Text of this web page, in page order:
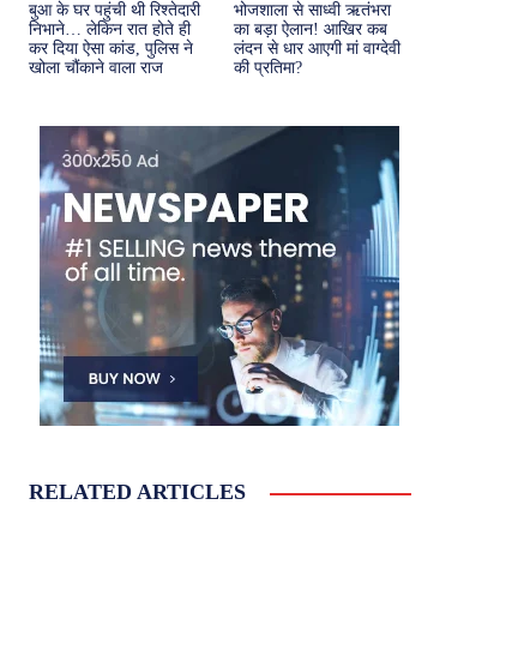
बुआ के घर पहुंची थी रिश्तेदारी
निभाने… लेकिन रात होते ही
कर दिया ऐसा कांड, पुलिस ने
खोला चौंकाने वाला राज
भोजशाला से साध्वी ऋतंभरा
का बड़ा ऐलान! आखिर कब
लंदन से धार आएगी मां वाग्देवी
की प्रतिमा?
RELATED ARTICLES